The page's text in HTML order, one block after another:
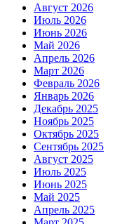
Август 2026
Июль 2026
Июнь 2026
Май 2026
Апрель 2026
Март 2026
Февраль 2026
Январь 2026
Декабрь 2025
Ноябрь 2025
Октябрь 2025
Сентябрь 2025
Август 2025
Июль 2025
Июнь 2025
Май 2025
Апрель 2025